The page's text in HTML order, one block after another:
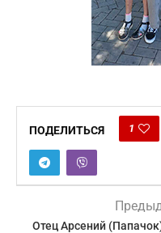
ПОДЕЛИТЬСЯ 1
Отец Арсений